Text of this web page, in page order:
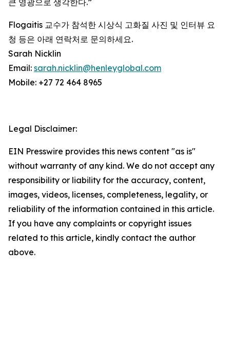
큰 영광으로 생각한다.”
Flogaitis 교수가 참석한 시상식 고화질 사진 및 인터뷰 요
청 등은 아래 연락처로 문의하세요.
Sarah Nicklin
Email: sarah.nicklin@henleyglobal.com
Mobile: +27 72 464 8965
Legal Disclaimer:
EIN Presswire provides this news content "as is"
without warranty of any kind. We do not accept any
responsibility or liability for the accuracy, content,
images, videos, licenses, completeness, legality, or
reliability of the information contained in this article.
If you have any complaints or copyright issues
related to this article, kindly contact the author
above.